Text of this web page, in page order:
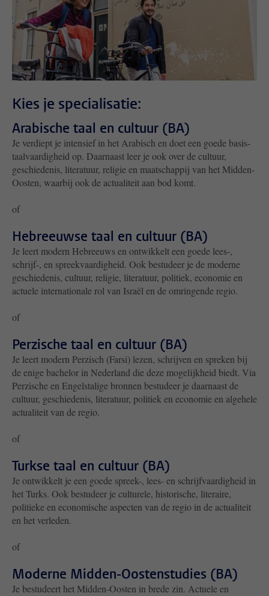
Kies je specialisatie:
Arabische taal en cultuur (BA)
Je verdiept je intensief in het Arabisch en doet een goede basis-
taalvaardigheid op. Daarnaast leer je ook over de cultuur,
geschiedenis, literatuur, religie en maatschappij van het Midden-
Oosten, waarbij ook de actualiteit aan bod komt.
of
Hebreeuwse taal en cultuur (BA)
Je leert modern Hebreeuws en ontwikkelt een goede lees-,
schrijf-, en spreekvaardigheid. Ook bestudeer je de moderne
geschiedenis, cultuur, religie, literatuur, politiek, economie en
actuele internationale rol van Israël en de omringende regio.
of
Perzische taal en cultuur (BA)
Je leert modern Perzisch (Farsi) lezen, schrijven en spreken bij
de enige bachelor in Nederland die deze mogelijkheid biedt. Via
Perzische en Engelstalige bronnen bestudeer je daarnaast de
cultuur, geschiedenis, literatuur, politiek en economie en algehele
actualiteit van de regio.
of
Turkse taal en cultuur (BA)
Je ontwikkelt je een goede spreek-, lees- en schrijfvaardigheid in
het Turks. Ook bestudeer je culturele, historische, literaire,
politieke en economische aspecten van de regio in de actualiteit
en het verleden.
of
Moderne Midden-Oostenstudies (BA)
Je bestudeert het Midden-Oosten in brede zin. Actuele en